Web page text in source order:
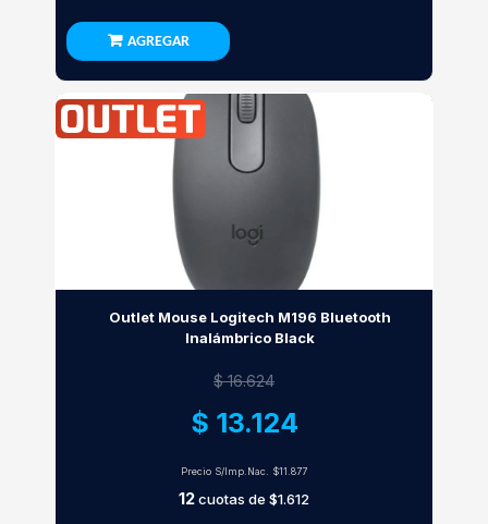
AGREGAR
Outlet Mouse Logitech M196 Bluetooth
Inalámbrico Black
$ 16.624
$ 13.124
Precio S/Imp.Nac. $11.877
12cuotas de $1.612